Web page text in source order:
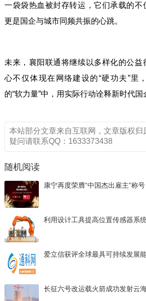
一袋袋热血被封存转运，它们承载的不
更是国企与城市同频共振的心跳。
未来，襄阳联通将继续以多样化的公益
心不仅体现在网络建设的“硬功夫”里
的“软力量”中，用实际行动诠释新时代国
本站部分文章来自互联网，文章版权归
疑问请联系QQ：1633373438
随机阅读
康宁再度荣膺“中国杰出雇主”称号
利用设计工具提高位置传感器系
爱立信获评全球最具可持续发展
长征六号改运载火箭成功发射云